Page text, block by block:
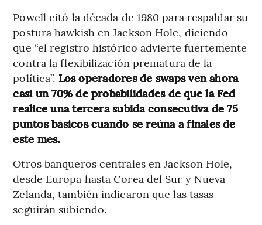
Powell citó la década de 1980 para respaldar su
postura hawkish en Jackson Hole, diciendo
que “el registro histórico advierte fuertemente
contra la flexibilización prematura de la
política”. Los operadores de swaps ven ahora
casi un 70% de probabilidades de que la Fed
realice una tercera subida consecutiva de 75
puntos básicos cuando se reúna a finales de
este mes.
Otros banqueros centrales en Jackson Hole,
desde Europa hasta Corea del Sur y Nueva
Zelanda, también indicaron que las tasas
seguirán subiendo.